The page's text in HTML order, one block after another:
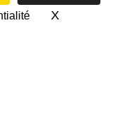
XMasquer le